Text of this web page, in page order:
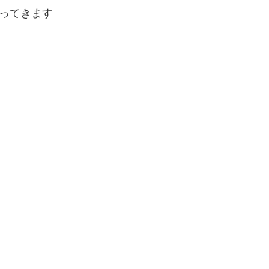
てきます